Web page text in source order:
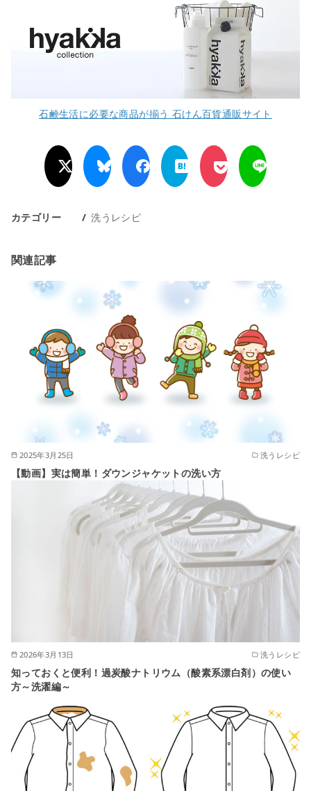
石鹸生活に必要な商品が揃う 石けん百貨通販サイト
カテゴリー 洗うレシピ
関連記事
2025年3月25日 洗うレシピ
【動画】実は簡単！ダウンジャケットの洗い方
2026年3月13日 洗うレシピ
知っておくと便利！過炭酸ナトリウム（酸素系漂白剤）の使い
方～洗濯編～